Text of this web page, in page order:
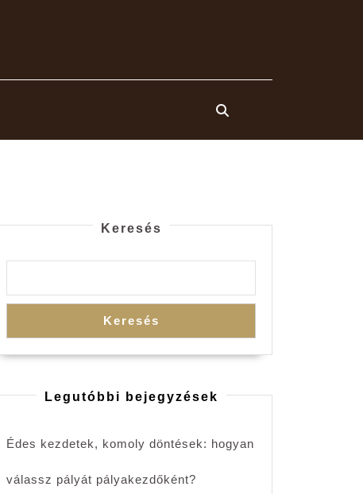
Keresés
Keresés
Legutóbbi bejegyzések
Édes kezdetek, komoly döntések: hogyan
válassz pályát pályakezdőként?